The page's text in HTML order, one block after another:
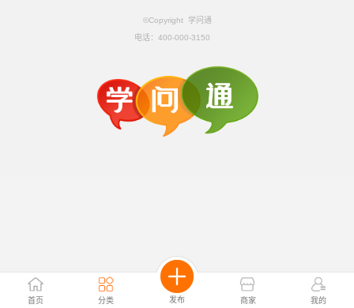
首页 分类 发布 商家 我的
©Copyright 学问通
电话： 400-000-3150